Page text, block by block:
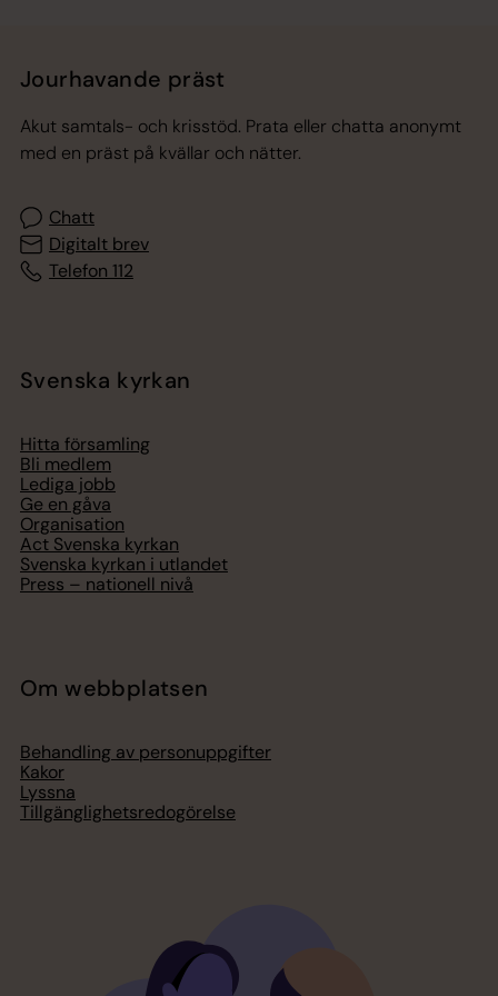
Jourhavande präst
Akut samtals- och krisstöd. Prata eller chatta anonymt
med en präst på kvällar och nätter.
Chatt
Digitalt brev
Telefon 112
Svenska kyrkan
Hitta församling
Bli medlem
Lediga jobb
Ge en gåva
Organisation
Act Svenska kyrkan
Svenska kyrkan i utlandet
Press – nationell nivå
Om webbplatsen
Behandling av personuppgifter
Kakor
Lyssna
Tillgänglighetsredogörelse